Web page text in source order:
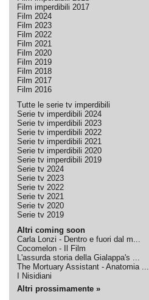
Film imperdibili 2017
Film 2024
Film 2023
Film 2022
Film 2021
Film 2020
Film 2019
Film 2018
Film 2017
Film 2016
Tutte le serie tv imperdibili
Serie tv imperdibili 2024
Serie tv imperdibili 2023
Serie tv imperdibili 2022
Serie tv imperdibili 2021
Serie tv imperdibili 2020
Serie tv imperdibili 2019
Serie tv 2024
Serie tv 2023
Serie tv 2022
Serie tv 2021
Serie tv 2020
Serie tv 2019
Altri coming soon
Carla Lonzi - Dentro e fuori dal m...
Cocomelon - Il Film
L'assurda storia della Gialappa's ...
The Mortuary Assistant - Anatomia ...
I Nisidiani
Altri prossimamente »